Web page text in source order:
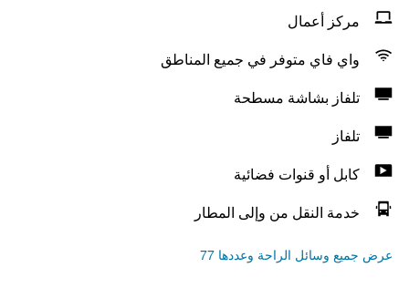
مركز أعمال
واي فاي متوفر في جميع المناطق
تلفاز بشاشة مسطحة
تلفاز
كابل أو قنوات فضائية
خدمة النقل من وإلى المطار
عرض جميع وسائل الراحة وعددها 77